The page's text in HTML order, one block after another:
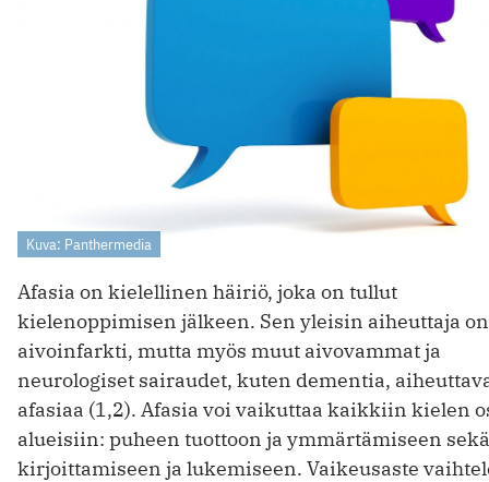
Kuva: Panthermedia
Afasia on kielellinen häiriö, joka on tullut
kielenoppimisen jälkeen. Sen yleisin aiheuttaja on
aivoinfarkti, mutta myös muut aivovammat ja
neurologiset sairaudet, kuten dementia,
afasiaa (1,2). Afasia voi vaikuttaa kaikkiin kielen
alueisiin: puheen tuottoon ja ymmärtämiseen sekä
kirjoittamiseen ja lukemiseen. Vaikeusaste